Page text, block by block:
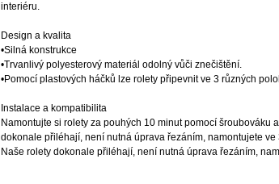
interiéru.
Design a kvalita
•Silná konstrukce
•Trvanlivý polyesterový materiál odolný vůči znečištění.
•Pomocí plastových háčků lze rolety připevnit ve 3 různých
Instalace a kompatibilita
Namontujte si rolety za pouhých 10 minut pomocí
dokonale přiléhají, není nutná úprava řezáním, namontujete
Naše rolety dokonale přiléhají, není nutná úprava řezáním,